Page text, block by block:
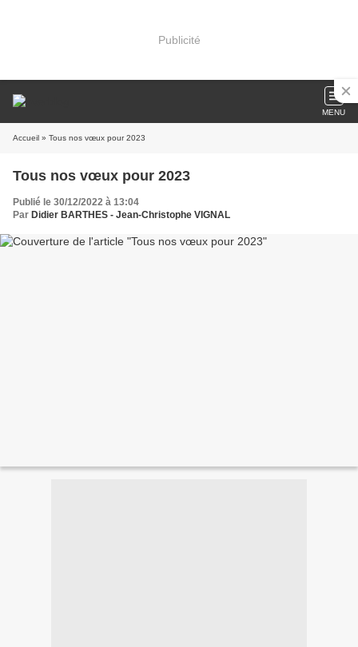
Publicité
MENU
Accueil » Tous nos vœux pour 2023
Tous nos vœux pour 2023
Publié le 30/12/2022 à 13:04
Par Didier BARTHES - Jean-Christophe VIGNAL